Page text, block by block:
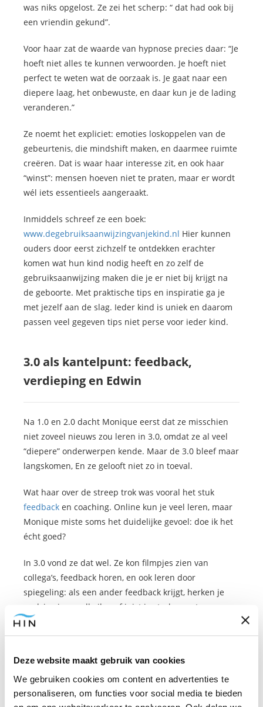
Deze website maakt gebruik van cookies
We gebruiken cookies om content en advertenties te
personaliseren, om functies voor social media te bieden
was niks opgelost. Ze zei het scherp: “ dat had ook bij
een vriendin gekund”.
Voor haar zat de waarde van hypnose precies daar: “Je
hoeft niet alles te kunnen verwoorden. Je hoeft niet
perfect te weten wat de oorzaak is. Je gaat naar een
diepere laag, het onbewuste, en daar kun je de lading
veranderen.”
Ze noemt het expliciet: emoties loskoppelen van de
gebeurtenis, die mindshift maken, en daarmee ruimte
creëren. Dat is waar haar interesse zit, en ook haar
“winst”: mensen hoeven niet te praten, maar er wordt
wél iets essentieels aangeraakt.
Inmiddels schreef ze een boek:
www.degebruiksaanwijzingvanjekind.nl Hier kunnen
ouders door eerst zichzelf te ontdekken erachter
komen wat hun kind nodig heeft en zo zelf de
gebruiksaanwijzing maken die je er niet bij krijgt na
de geboorte. Met praktische tips en inspiratie ga je
met jezelf aan de slag. Ieder kind is uniek en daarom
passen veel gegeven tips niet perse voor ieder kind.
3.0 als kantelpunt: feedback,
verdieping en Edwin
Na 1.0 en 2.0 dacht Monique eerst dat ze misschien
niet zoveel nieuws zou leren in 3.0, omdat ze al veel
“diepere” onderwerpen kende. Maar de 3.0 bleef maar
langskomen, En ze gelooft niet zo in toeval.
Wat haar over de streep trok was vooral het stuk
feedback en coaching. Online kun je veel leren, maar
Monique miste soms het duidelijke gevoel: doe ik het
écht goed?
In 3.0 vond ze dat wel. Ze kon filmpjes zien van
collega’s, feedback horen, en ook leren door
spiegeling: als een ander feedback krijgt, herken je
vaak je eigen valkuilen of juist je sterke punten.
Daarnaast ging 3.0 voor haar ook over verdieping:
(eicel/zaadcel), spiegelbeeld,vorige levens,
modules die Edwin online gaf. Vorig jaar haalde ze
haar diploma en dacht ze: nu kan ik het, nu gaat het